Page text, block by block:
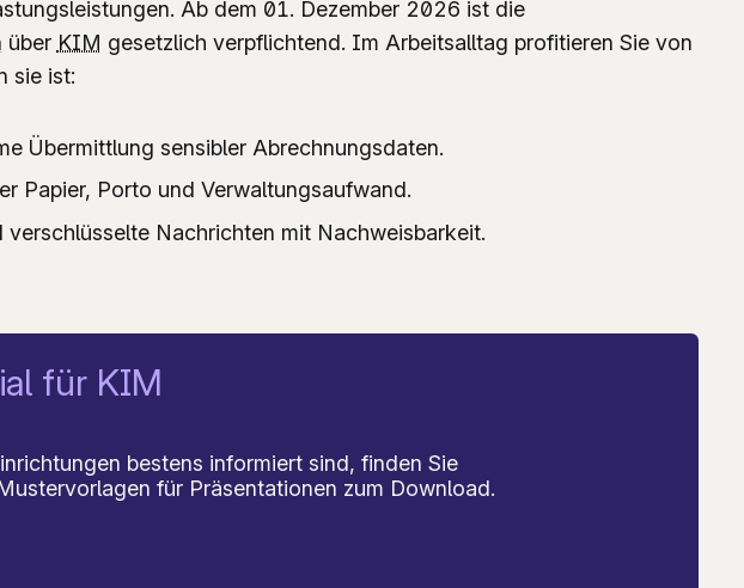
Ab dem 01. Dezember 2026 ist die
über KIM gesetzlich verpflichtend. Im Arbeitsalltag profitieren Sie von
sie ist:
Übermittlung sensibler Abrechnungsdaten.
Papier, Porto und Verwaltungsaufwand.
verschlüsselte Nachrichten mit Nachweisbarkeit.
für KIM
bestens informiert sind, finden Sie
für Präsentationen zum Download.